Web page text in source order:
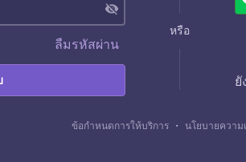
visibility_off
ลืมรหัสผ่าน
หรือ
ยั
ข้อกำหนดการให้บริการ ・ นโยบายความ